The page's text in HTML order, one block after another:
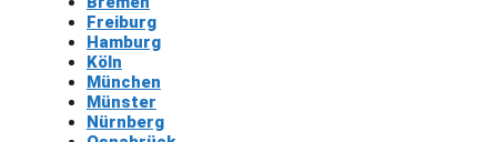
Freiburg
Hamburg
Köln
München
Münster
Nürnberg